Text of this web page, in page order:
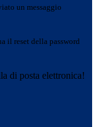
un messaggio
il reset della password
di posta elettronica!